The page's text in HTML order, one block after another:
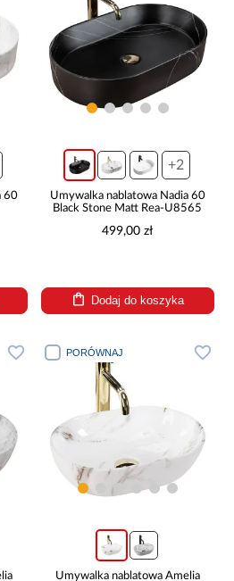
60
+2
Umywalka nablatowa Nadia 60
Black Stone Matt Rea-U8565
499,00 zł
Dodaj do koszyka
PORÓWNAJ
Umywalka nablatowa Amelia